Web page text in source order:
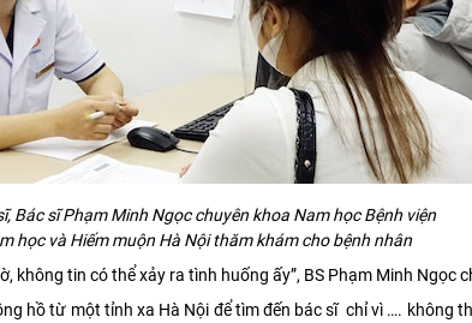
Bác sĩ Phạm Minh Ngọc chuyên khoa Nam học Bệnh viện
học và Hiếm muộn Hà Nội thăm khám cho bệnh nhân
không tin có thể xảy ra tình huống ấy”, BS Phạm Minh Ngọc
hồ từ một tỉnh xa Hà Nội để tìm đến bác sĩ chỉ vì …. không